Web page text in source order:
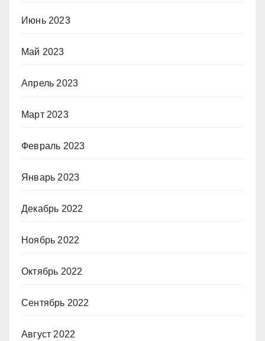
Июнь 2023
Май 2023
Апрель 2023
Март 2023
Февраль 2023
Январь 2023
Декабрь 2022
Ноябрь 2022
Октябрь 2022
Сентябрь 2022
Август 2022